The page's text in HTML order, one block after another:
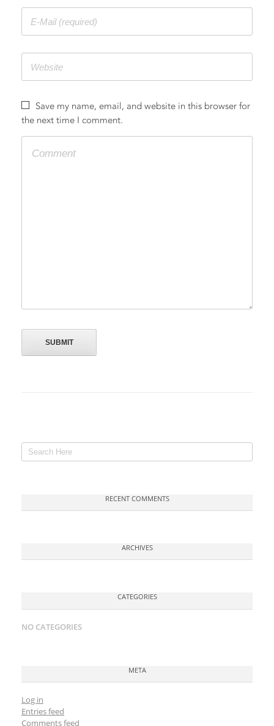
Save my name, email, and website in this browser for
the next time I comment.
RECENT COMMENTS
ARCHIVES
CATEGORIES
NO CATEGORIES
META
Log in
Entries feed
Comments feed